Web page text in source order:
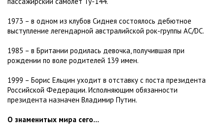
1973 – в одном из клубов Сиднея состоялось дебютное
выступление легендарной австралийской рок-группы AC/DC.
1985 – в Британии родилась девочка, получившая при
рождении по воле родителей 139 имен.
1999 – Борис Ельцин уходит в отставку с поста президента
Российской Федерации. Исполняющим обязанности
президента назначен Владимир Путин.
О знаменитых мира сего...